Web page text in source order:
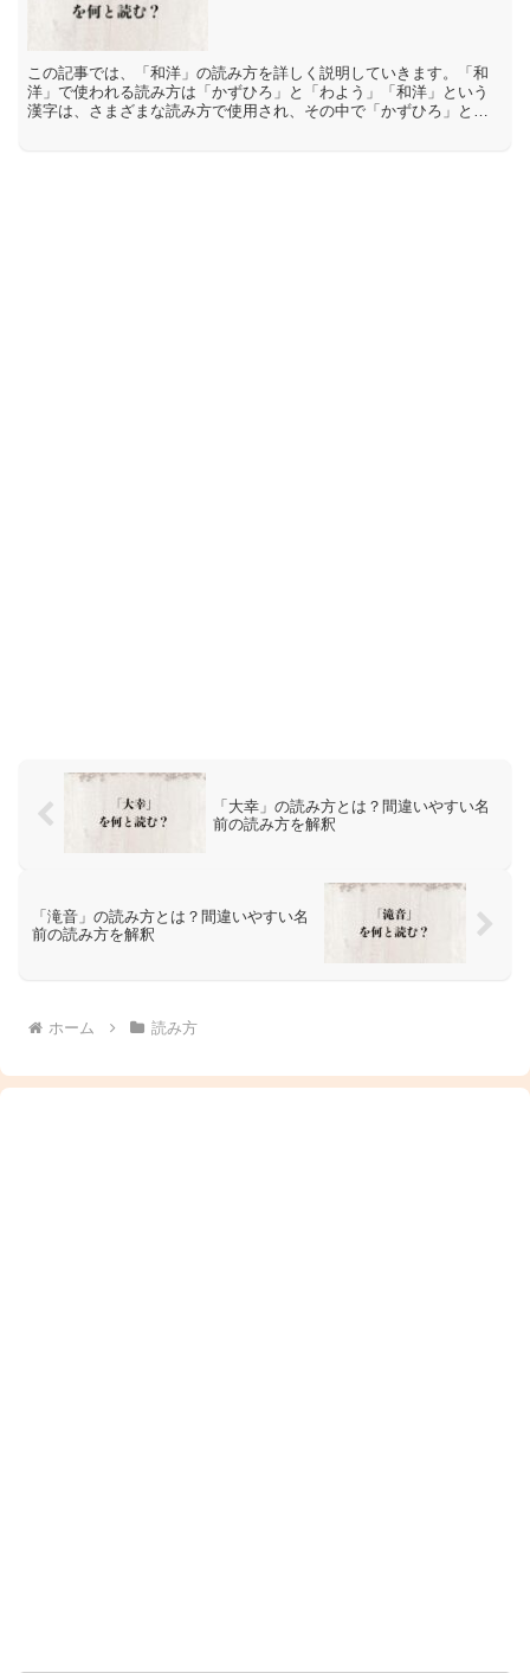
この記事では、「和洋」の読み方を詳しく説明していきます。「和
洋」で使われる読み方は「かずひろ」と「わよう」「和洋」という
漢字は、さまざまな読み方で使用され、その中で「かずひろ」と
「大幸」の読み方とは？間違いやすい名
前の読み方を解釈
「滝音」の読み方とは？間違いやすい名
前の読み方を解釈
ホーム 読み方